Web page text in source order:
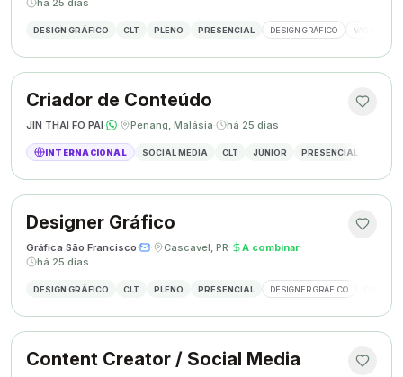
há 25 dias
DESIGN GRÁFICO CLT PLENO PRESENCIAL DESIGN GRÁFICO VAGA
Criador de Conteúdo
JIN THAI FO PAI· · Penang, Malásia· há 25 dias
INTERNACIONAL SOCIAL MEDIA CLT JÚNIOR PRESENCIAL
Designer Gráfico
Gráfica São Francisco· · Cascavel, PR· A combinar·
há 25 dias
DESIGN GRÁFICO CLT PLENO PRESENCIAL DESIGNER GRÁFICO
Content Creator / Social Media